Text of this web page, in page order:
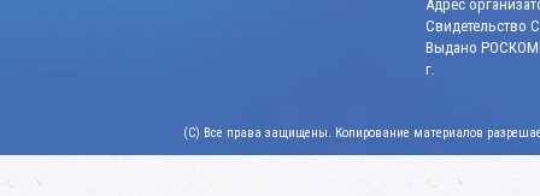
Адрес
Свидетельство
Выдано
г.
(C) Все права защищены. Копирование материалов